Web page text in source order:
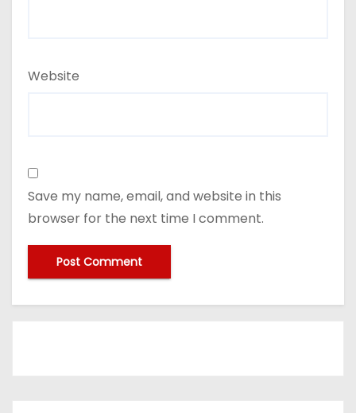
Website
Save my name, email, and website in this
browser for the next time I comment.